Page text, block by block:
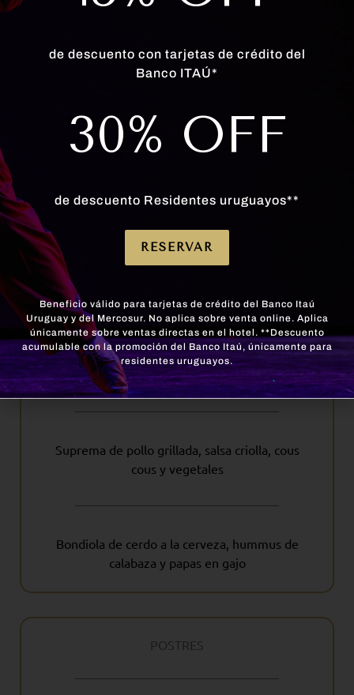
Cesar Salad con jamón crudo, croutons y lajas de
PRINCIPALES
Suprema de pollo grillada, salsa criolla, cous
cous y vegetales
Bondiola de cerdo a la cerveza, hummus de
calabaza y papas en gajo
POSTRES
de descuento con tarjetas de crédito del
Banco ITAÚ*
30% OFF
de descuento Residentes uruguayos**
RESERVAR
Beneficio válido para tarjetas de crédito del Banco Itaú
Uruguay y del Mercosur. No aplica sobre venta online. Aplica
únicamente sobre ventas directas en el hotel. **Descuento
acumulable con la promoción del Banco Itaú, únicamente para
residentes uruguayos.